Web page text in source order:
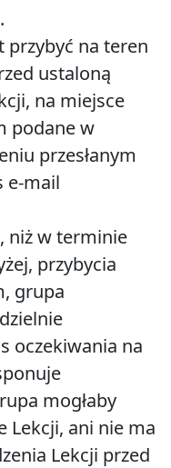
przybyć na teren
ustaloną
na miejsce
podane w
przesłanym
e-mail
niż w terminie
przybycia
grupa
oczekiwania na
mogłaby
Lekcji, ani nie ma
Lekcji przed